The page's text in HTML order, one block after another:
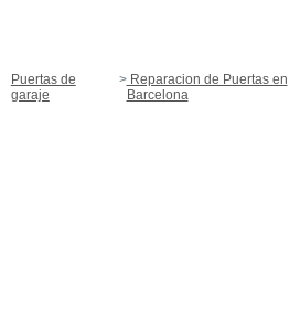
Puertas de
garaje
Reparacion de Puertas en
Barcelona